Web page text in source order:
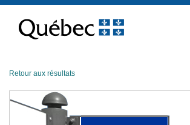
contenu
Retour aux résultats